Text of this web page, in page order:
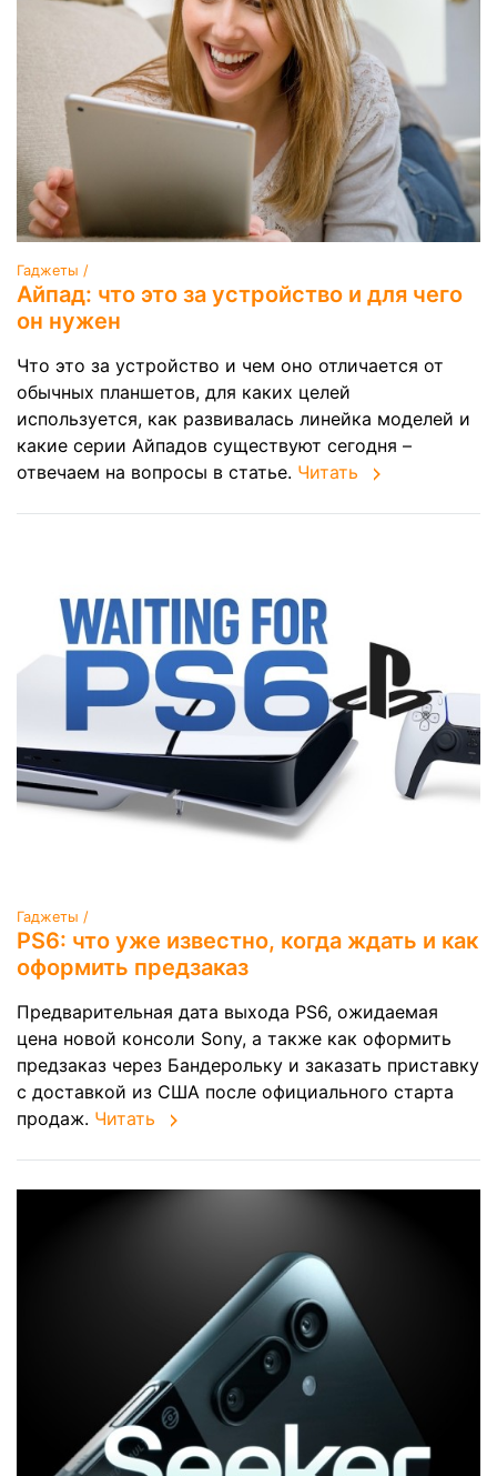
Гаджеты /
Айпад: что это за устройство и для чего
он нужен
Что это за устройство и чем оно отличается от
обычных планшетов, для каких целей
используется, как развивалась линейка моделей и
какие серии Айпадов существуют сегодня –
отвечаем на вопросы в статье. Читать
Гаджеты /
PS6: что уже известно, когда ждать и как
оформить предзаказ
Предварительная дата выхода PS6, ожидаемая
цена новой консоли Sony, а также как оформить
предзаказ через Бандерольку и заказать приставку
с доставкой из США после официального старта
продаж. Читать